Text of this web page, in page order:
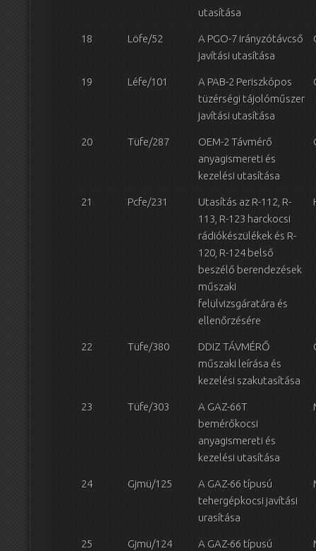
utasítása
18 Löfe/52
A PGO-7 irányzótávcső
javítási utasítása
19 Léfe/101
A PAB-2 Periszkópos
tüzérségi tájolóműszer
javítási utasítása
20 Tüfe/287
OEM-2 Távmérő
anyagismereti és
kezelési utasítása
21 Pcfe/231
Utasítás az R-112, R-
113, R-123 harckocsi
rádiókészülékek és R-
120, R-124 belső
beszélő berendezések
műszaki
felülvizsgáratára és
ellenőrzésére
22 Tüfe/380
DDIZ TÁVMÉRŐ
műszaki leírása és
kezelési szakutasítása
23 Tüfe/303
A GAZ-66T
bemérőkocsi
anyagismereti és
kezelési utasítása
24 Gjmü/125
A GAZ-66 típusú
tehergépkocsi javítási
urasítása
25 Gjmü/124
A GAZ-66 típusú